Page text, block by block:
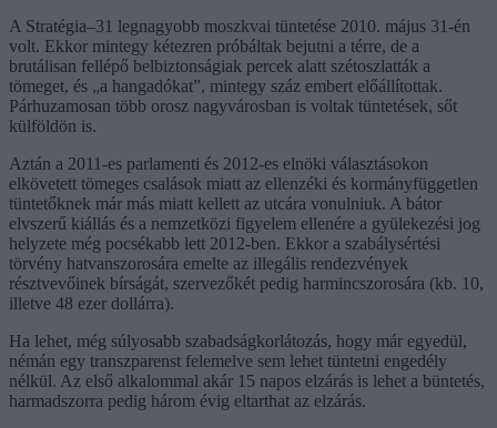
A Stratégia–31 legnagyobb moszkvai tüntetése 2010. május 31-én
volt. Ekkor mintegy kétezren próbáltak bejutni a térre, de a
brutálisan fellépő belbiztonságiak percek alatt szétoszlatták a
tömeget, és „a hangadókat”, mintegy száz embert előállítottak.
Párhuzamosan több orosz nagyvárosban is voltak tüntetések, sőt
külföldön is.
Aztán a 2011-es parlamenti és 2012-es elnöki választásokon
elkövetett tömeges csalások miatt az ellenzéki és kormányfüggetlen
tüntetőknek már más miatt kellett az utcára vonulniuk. A bátor
elvszerű kiállás és a nemzetközi figyelem ellenére a gyülekezési jog
helyzete még pocsékabb lett 2012-ben. Ekkor a szabálysértési
törvény hatvanszorosára emelte az illegális rendezvények
résztvevőinek bírságát, szervezőkét pedig harmincszorosára (kb. 10,
illetve 48 ezer dollárra).
Ha lehet, még súlyosabb szabadságkorlátozás, hogy már egyedül,
némán egy transzparenst felemelve sem lehet tüntetni engedély
nélkül. Az első alkalommal akár 15 napos elzárás is lehet a büntetés,
harmadszorra pedig három évig eltarthat az elzárás.